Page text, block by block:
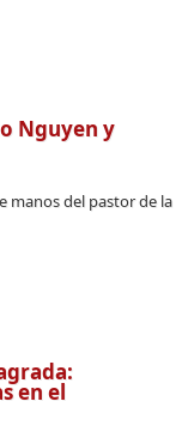
Nguyen y
manos del pastor de la
en el